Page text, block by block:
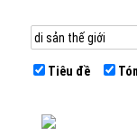
Tiêu đề